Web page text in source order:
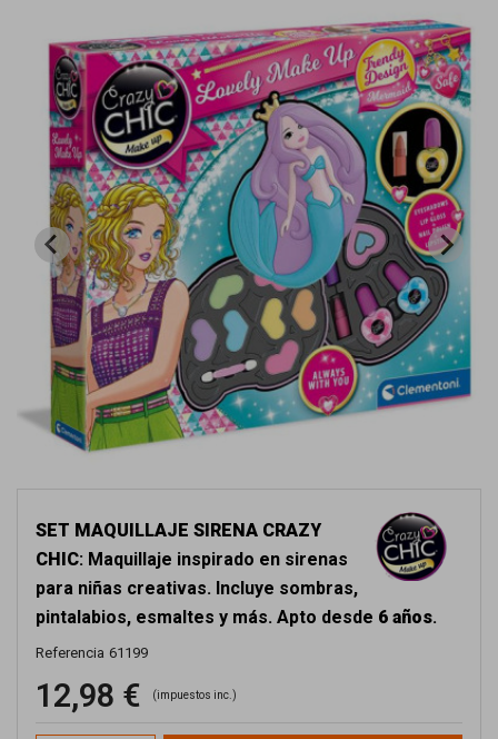
SET MAQUILLAJE SIRENA CRAZY
CHIC: Maquillaje inspirado en sirenas
para niñas creativas. Incluye sombras,
pintalabios, esmaltes y más. Apto desde 6 años.
Referencia 61199
12,98 € (impuestos inc.)